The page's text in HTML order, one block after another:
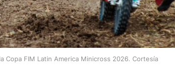
Copa FIM Latin America Minicross 2026. Cortesía